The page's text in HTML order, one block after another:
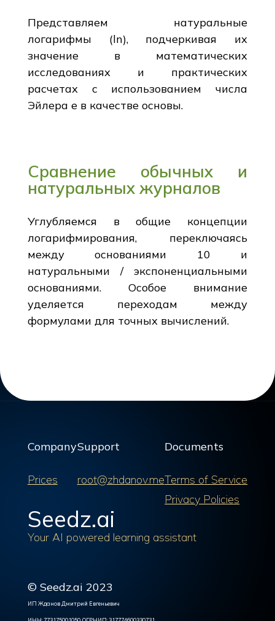
Представляем натуральные
логарифмы (ln), подчеркивая их
значение в математических
исследованиях и практических
расчетах с использованием числа
Эйлера e в качестве основы.
Сравнение обычных и
натуральных журналов
Углубляемся в общие концепции
логарифмирования, переключаясь
между основаниями 10 и
натуральными / экспоненциальными
основаниями. Особое внимание
уделяется переходам между
формулами для точных вычислений.
Company
Prices
Support
root@zhdanov.me
Documents
Terms of Service
Privacy Policies
Seedz.ai
Your AI powered learning assistant
© Seedz.ai 2023
ИП Жданов Дмитрий Евгеньевич